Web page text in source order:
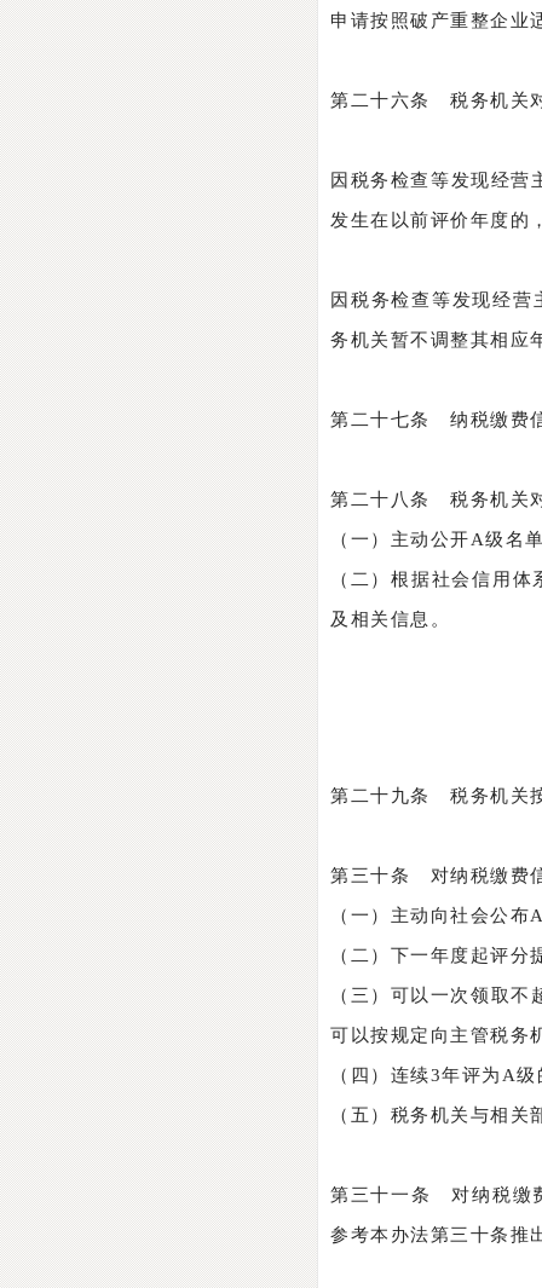
申请按照破产重整企业
第二十六条 税务机关
因税务检查等发现经营
发生在以前评价年度的
因税务检查等发现经
务机关暂不调整其相应
第二十七条 纳税缴费
第二十八条 税务机关
（一）主动公开A级名
（二）根据社会信用
及相关信息。
第二十九条 税务机关
第三十条 对纳税缴费
（一）主动向社会公布
（二）下一年度起评
（三）可以一次领取
可以按规定向主管税务
（四）连续3年评为A
（五）税务机关与相
第三十一条 对纳税缴
参考本办法第三十条推